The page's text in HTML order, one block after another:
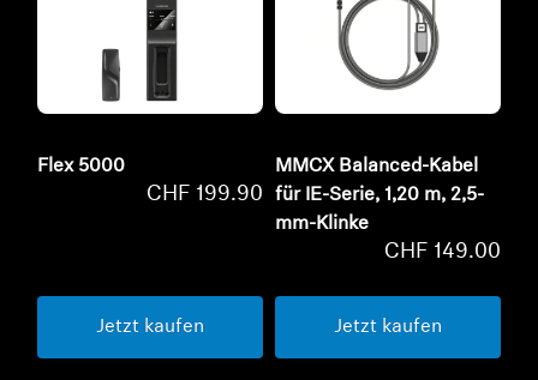
Flex 5000
CHF 199.90
Jetzt kaufen
MMCX Balanced-Kabel
für IE-Serie, 1,20 m, 2,5-
mm-Klinke
CHF 149.00
Jetzt kaufen